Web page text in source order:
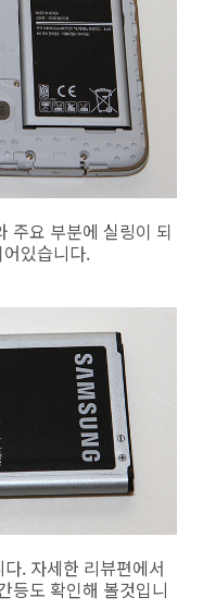
주요 부분에 실링이 되
있습니다.
. 자세한 리뷰편에서
등도 확인해 볼것입니